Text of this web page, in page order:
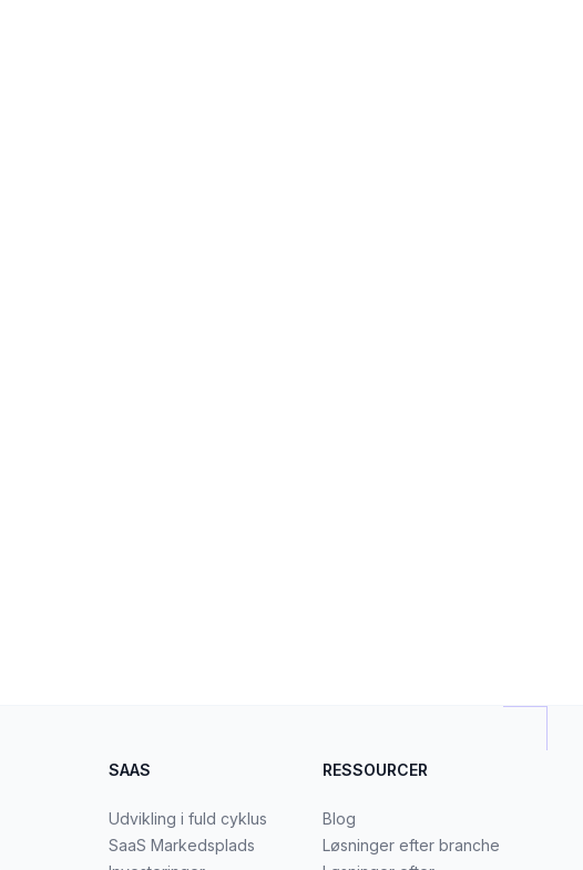
SAAS
Udvikling i fuld cyklus
SaaS Markedsplads
RESSOURCER
Blog
Løsninger efter branche